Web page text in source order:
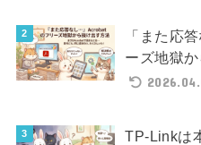
「また応
ーズ地獄
TP-Linkは